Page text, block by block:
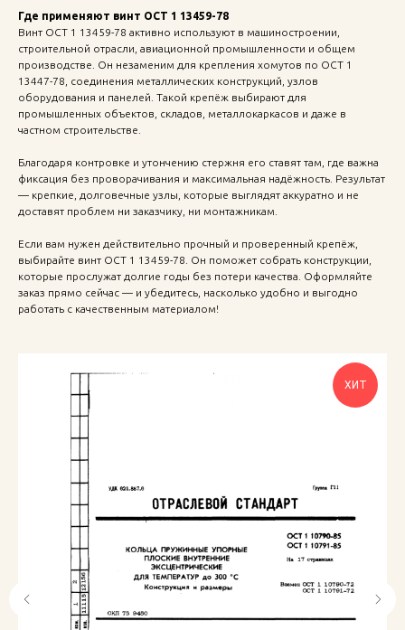
Где применяют винт ОСТ 1 13459-78
Винт ОСТ 1 13459-78 активно используют в машиностроении,
строительной отрасли, авиационной промышленности и общем
производстве. Он незаменим для крепления хомутов по ОСТ 1
13447-78, соединения металлических конструкций, узлов
оборудования и панелей. Такой крепёж выбирают для
промышленных объектов, складов, металлокаркасов и даже в
частном строительстве.
Благодаря контровке и утончению стержня его ставят там, где важна
фиксация без проворачивания и максимальная надёжность. Результат
— крепкие, долговечные узлы, которые выглядят аккуратно и не
доставят проблем ни заказчику, ни монтажникам.
Если вам нужен действительно прочный и проверенный крепёж,
выбирайте винт ОСТ 1 13459-78. Он поможет собрать конструкции,
которые прослужат долгие годы без потери качества. Оформляйте
заказ прямо сейчас — и убедитесь, насколько удобно и выгодно
работать с качественным материалом!
ХИТ